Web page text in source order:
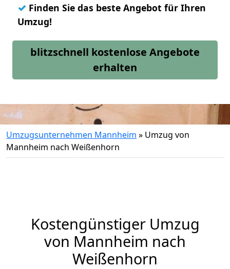
✓ Finden Sie das beste Angebot für Ihren
Umzug!
blitzschnell kostenlose Angebote
erhalten
Umzugsunternehmen Mannheim » Umzug von
Mannheim nach Weißenhorn
Kostengünstiger Umzug
von Mannheim nach
Weißenhorn